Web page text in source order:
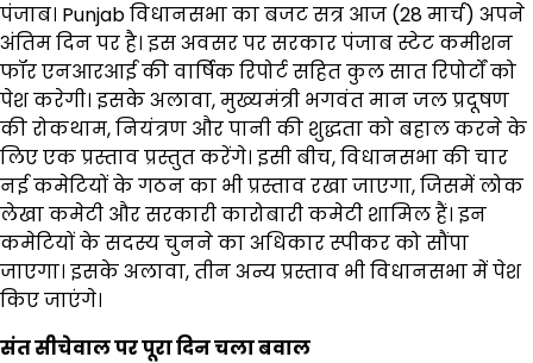
पंजाब। Punjab विधानसभा का बजट सत्र आज (28 मार्च) अपने
अंतिम दिन पर है। इस अवसर पर सरकार पंजाब स्टेट कमीशन
फॉर एनआरआई की वार्षिक रिपोर्ट सहित कुल सात रिपोर्टों को
पेश करेगी। इसके अलावा, मुख्यमंत्री भगवंत मान जल प्रदूषण
की रोकथाम, नियंत्रण और पानी की शुद्धता को बहाल करने के
लिए एक प्रस्ताव प्रस्तुत करेंगे। इसी बीच, विधानसभा की चार
नई कमेटियों के गठन का भी प्रस्ताव रखा जाएगा, जिसमें लोक
लेखा कमेटी और सरकारी कारोबारी कमेटी शामिल हैं। इन
कमेटियों के सदस्य चुनने का अधिकार स्पीकर को सौंपा
जाएगा। इसके अलावा, तीन अन्य प्रस्ताव भी विधानसभा में पेश
किए जाएंगे।
संत सीचेवाल पर पूरा दिन चला बवाल